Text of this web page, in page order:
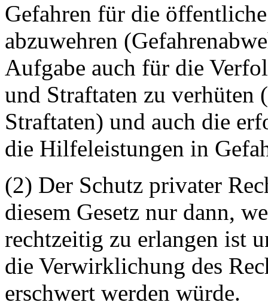
Gefahren für die
abzuwehren
Aufgabe auch für die
und Straftaten zu verhüten
Straftaten) und auch die
die Hilfeleistungen in
(2) Der Schutz privater
diesem Gesetz nur dann,
rechtzeitig zu erlangen ist
die Verwirklichung des
erschwert werden würde.